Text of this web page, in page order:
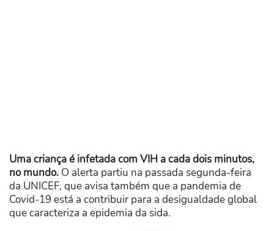
Uma criança é infetada com VIH a cada dois minutos,
no mundo. O alerta partiu na passada segunda-feira
da UNICEF, que avisa também que a pandemia de
Covid-19 está a contribuir para a desigualdade global
que caracteriza a epidemia da sida.